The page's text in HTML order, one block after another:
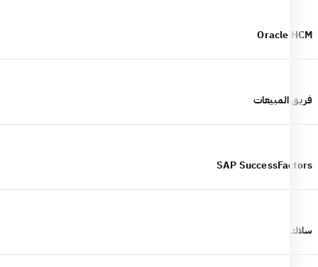
Oracle HCM
فريق المبيعات
SAP SuccessFactors
سلاك